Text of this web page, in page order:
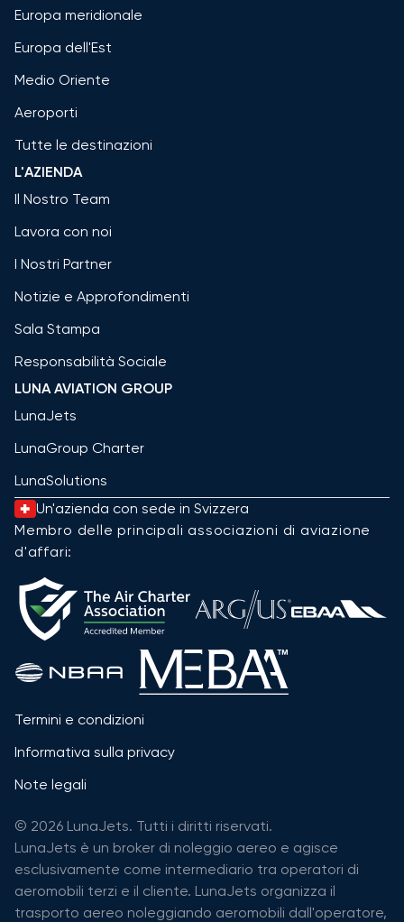
Europa meridionale
Europa dell'Est
Medio Oriente
Aeroporti
Tutte le destinazioni
L'AZIENDA
Il Nostro Team
Lavora con noi
I Nostri Partner
Notizie e Approfondimenti
Sala Stampa
Responsabilità Sociale
LUNA AVIATION GROUP
LunaJets
LunaGroup Charter
LunaSolutions
Un'azienda con sede in Svizzera
Membro delle principali associazioni di aviazione
d'affari:
Termini e condizioni
Informativa sulla privacy
Note legali
© 2026 LunaJets. Tutti i diritti riservati.
LunaJets è un broker di noleggio aereo e agisce
esclusivamente come intermediario tra operatori di
aeromobili terzi e il cliente. LunaJets organizza il
trasporto aereo noleggiando aeromobili dall'operatore,